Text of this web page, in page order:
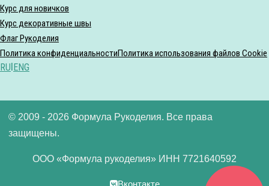
Курс для новичков
Курс декоративные швы
Флаг Рукоделия
Политика конфиденциальностиПолитика использования файлов Cookie
RU ENG
© 2009 - 2026 Формула Рукоделия. Все права
защищены.
ООО «Формула рукоделия» ИНН 7721640592
Вконтакте